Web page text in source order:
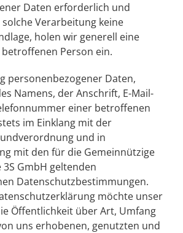
Daten erforderlich und
Verarbeitung keine
holen wir generell eine
Person ein.
personenbezogener Daten,
Namens, der Anschrift, E-Mail-
einer betroffenen
im Einklang mit der
und in
mit den für die Gemeinnützige
GmbH geltenden
Datenschutzbestimmungen.
möchte unser
Öffentlichkeit über Art, Umfang
uns erhobenen, genutzten und